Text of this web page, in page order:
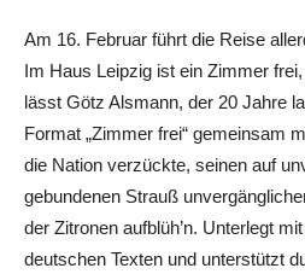
Am 16. Februar führt die Reise
Im Haus Leipzig ist ein Zimmer
lässt Götz Alsmann, der 20 Jahre
Format „Zimmer frei“ gemeinsam
die Nation verzückte, seinen auf
gebundenen Strauß
der Zitronen aufblüh’n. Unterlegt
deutschen Texten und unterstützt